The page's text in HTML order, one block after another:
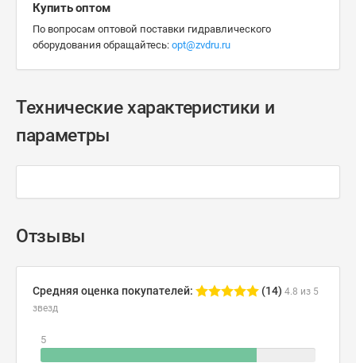
Купить оптом
По вопросам оптовой поставки гидравлического
оборудования обращайтесь: opt@zvdru.ru
Технические характеристики и
параметры
Отзывы
Средняя оценка покупателей: (14) 4.8 из 5
звезд
5